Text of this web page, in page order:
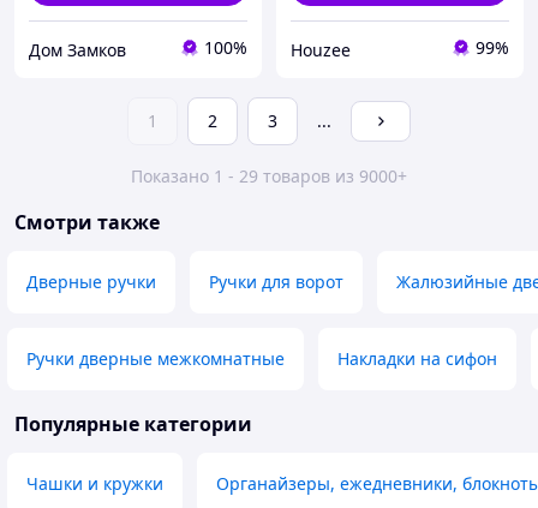
Дом Замков 100% Houzee 99%
1 2 3 ...
Показано 1 - 29 товаров из 9000+
Смотри также
Дверные ручки Ручки для ворот Жалюзийные
Ручки дверные межкомнатные Накладки на сифон
Популярные категории
Чашки и кружки Органайзеры, ежедневники,